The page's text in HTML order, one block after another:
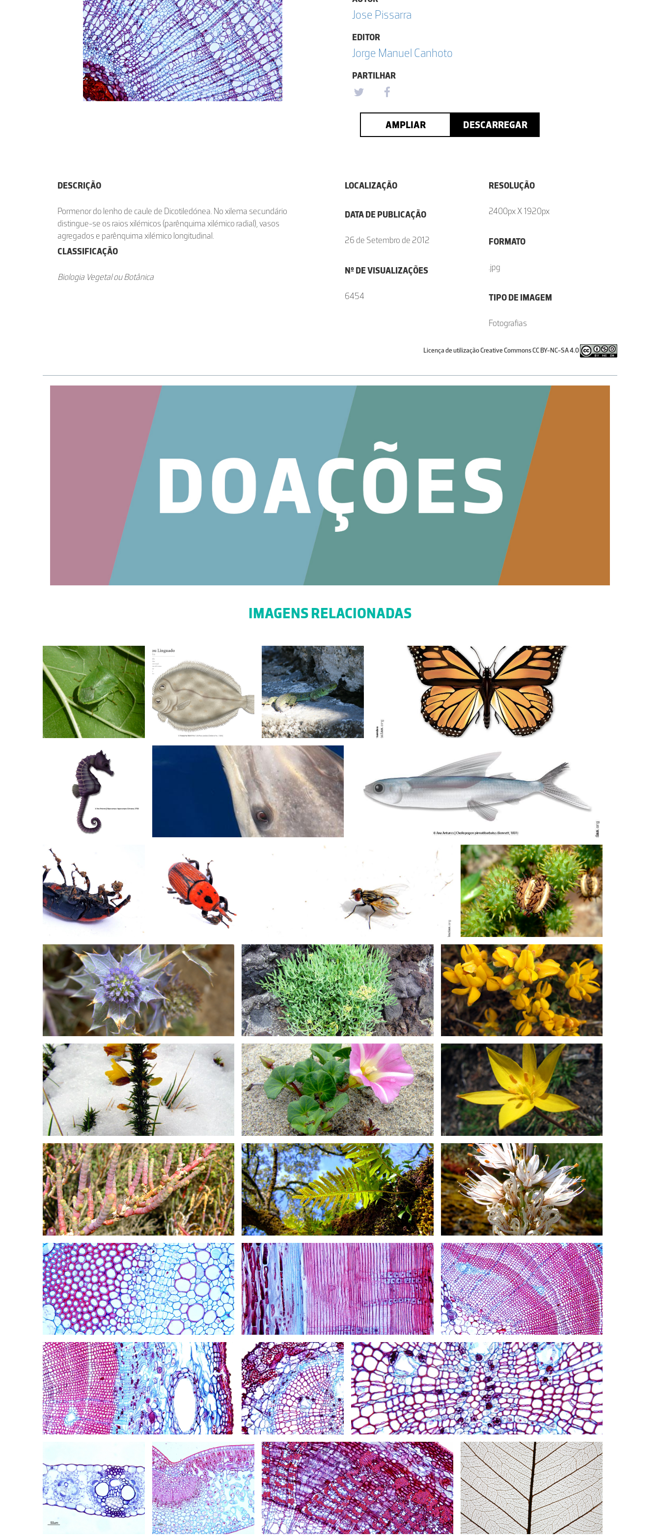
Jose Pissarra
EDITOR
Jorge Manuel Canhoto
PARTILHAR
AMPLIAR DESCARREGAR
DESCRIÇÃO
Pormenor do lenho de caule de Dicotiledónea. No xilema secundário
distingue-se os raios xilémicos (parênquima xilémico radial), vasos
agregados e parênquima xilémico longitudinal.
CLASSIFICAÇÃO
Biologia Vegetal ou Botânica
LOCALIZAÇÃO
DATA DE PUBLICAÇÃO
26 de Setembro de 2012
Nº DE VISUALIZAÇÕES
6454
RESOLUÇÃO
2400px X 1920px
FORMATO
.jpg
TIPO DE IMAGEM
Fotografias
Licença de utilização Creative Commons CC BY-NC-SA 4.0
IMAGENS RELACIONADAS